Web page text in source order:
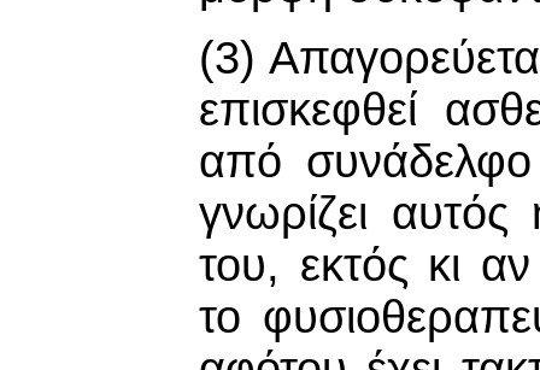
(3)
επισκεφθεί
από
γνωρίζει
του, εκτός κι
το